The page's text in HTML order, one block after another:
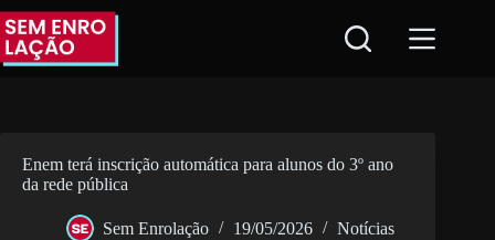
Pular
para
conteúdo
Enem terá inscrição automática para alunos do 3º ano
da rede pública
Sem Enrolação 19/05/2026 Notícias